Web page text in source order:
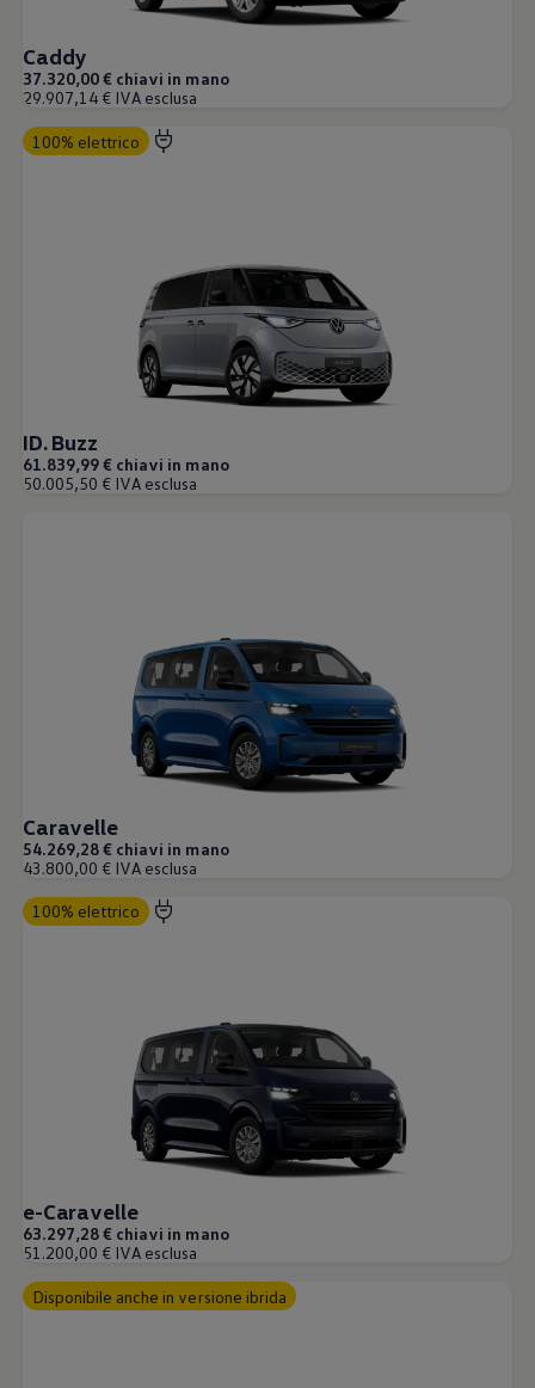
Caddy
37.320,00 € chiavi in mano
29.907,14 € IVA esclusa
100% elettrico
ID. Buzz
61.839,99 € chiavi in mano
50.005,50 € IVA esclusa
Caravelle
54.269,28 € chiavi in mano
43.800,00 € IVA esclusa
100% elettrico
e-Caravelle
63.297,28 € chiavi in mano
51.200,00 € IVA esclusa
Disponibile anche in versione ibrida